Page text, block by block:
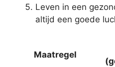
Leven in een
altijd een goede
Maatregel